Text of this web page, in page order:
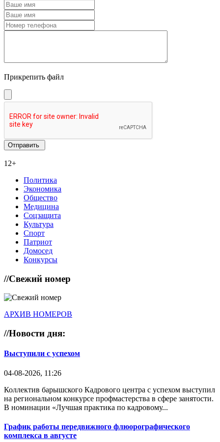
Прикрепить файл
12+
Политика
Экономика
Общество
Медицина
Соцзащита
Культура
Спорт
Патриот
Домосед
Конкурсы
//Свежий номер
АРХИВ НОМЕРОВ
//Новости дня:
Выступили с успехом
04-08-2026, 11:26
Коллектив барышского Кадрового центра с успехом выступил
на региональном конкурсе профмастерства в сфере занятости.
В номинации «Лучшая практика по кадровому...
График работы передвижного флюорографического
комплекса в августе